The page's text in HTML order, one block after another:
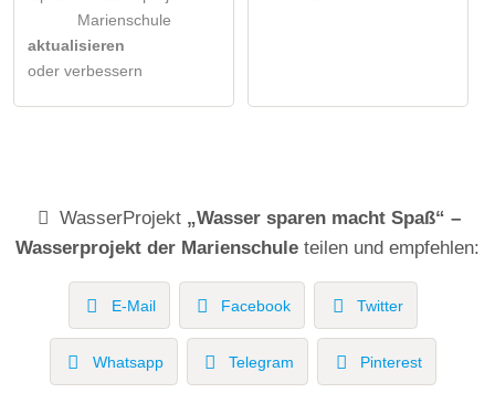
Marienschule
aktualisieren
oder verbessern
WasserProjekt „Wasser sparen macht Spaß“ –
Wasserprojekt der Marienschule teilen und empfehlen:
E-Mail Facebook Twitter
Whatsapp Telegram Pinterest